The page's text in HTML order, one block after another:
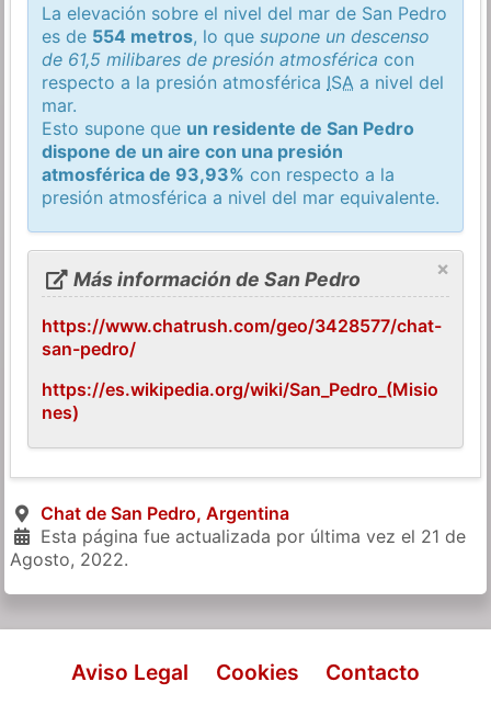
La elevación sobre el nivel del mar de San Pedro
es de 554 metros, lo quesupone un descenso
de 61,5 milibares de presión atmosférica con
respecto a la presión atmosférica ISA a nivel del
mar.
Esto supone que un residente de San Pedro
dispone de un aire con una presión
atmosférica de 93,93% con respecto a la
presión atmosférica a nivel del mar equivalente.
×
Más información de San Pedro
https://www.chatrush.com/geo/3428577/chat-
san-pedro/
https://es.wikipedia.org/wiki/San_Pedro_(Misio
nes)
Chat de San Pedro, Argentina
Esta página fue actualizada por última vez el 21 de
Agosto, 2022.
Aviso Legal Cookies Contacto